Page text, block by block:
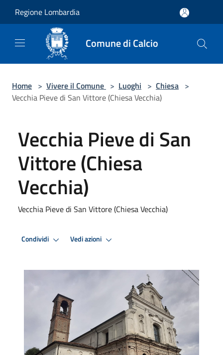
Regione Lombardia
Comune di Calcio
Home > Vivere il Comune > Luoghi > Chiesa >
Vecchia Pieve di San Vittore (Chiesa Vecchia)
Vecchia Pieve di San
Vittore (Chiesa
Vecchia)
Vecchia Pieve di San Vittore (Chiesa Vecchia)
Condividi Vedi azioni